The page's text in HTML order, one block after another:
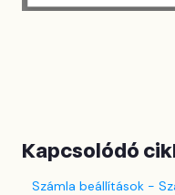
Kapcsolódó
Számla beállítások -